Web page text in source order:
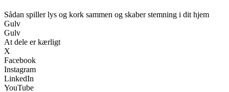
Sådan spiller lys og kork sammen og skaber stemning i dit hjem
Gulv
Gulv
At dele er kærligt
X
Facebook
Instagram
LinkedIn
YouTube